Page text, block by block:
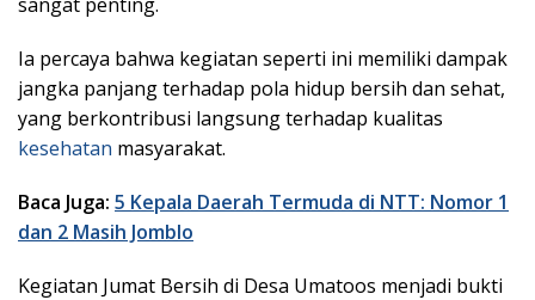
Ia percaya bahwa kegiatan seperti ini memiliki dampak
jangka panjang terhadap pola hidup bersih dan sehat,
yang berkontribusi langsung terhadap kualitas
kesehatan masyarakat.
Baca Juga: 5 Kepala Daerah Termuda di NTT: Nomor 1
dan 2 Masih Jomblo
Kegiatan Jumat Bersih di Desa Umatoos menjadi bukti